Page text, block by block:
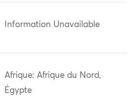
Information Unavailable
Afrique: Afrique du Nord,
Égypte